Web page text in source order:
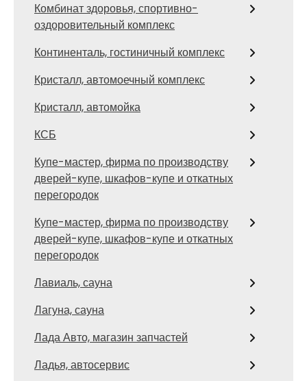
Комбинат здоровья, спортивно-
оздоровительный комплекс
Континенталь, гостиничный комплекс
Кристалл, автомоечный комплекс
Кристалл, автомойка
КСБ
Купе-мастер, фирма по производству
дверей-купе, шкафов-купе и откатных
перегородок
Купе-мастер, фирма по производству
дверей-купе, шкафов-купе и откатных
перегородок
Лавиаль, сауна
Лагуна, сауна
Лада Авто, магазин запчастей
Ладья, автосервис